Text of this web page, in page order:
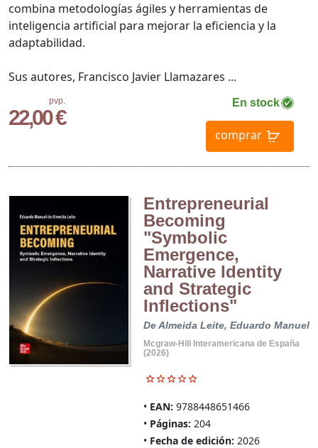
pvp.
22,00 €
En stock
comprar
combina metodologías ágiles y herramientas de
inteligencia artificial para mejorar la eficiencia y la
adaptabilidad.
Sus autores, Francisco Javier Llamazares ...
Entrepreneurial
Becoming
"Symbolic
Emergence,
Narrative Identity
and Strategic
Inflections"
De Almeida Leite, Eduardo Manuel
Mcgraw-Hill Interamericana de España
(2026)
EAN: 9788448651466
Páginas: 204
Fecha de edición: 2026